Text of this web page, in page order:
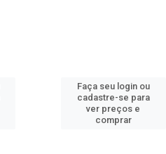
Faça seu login ou
cadastre-se para
ver preços e
comprar